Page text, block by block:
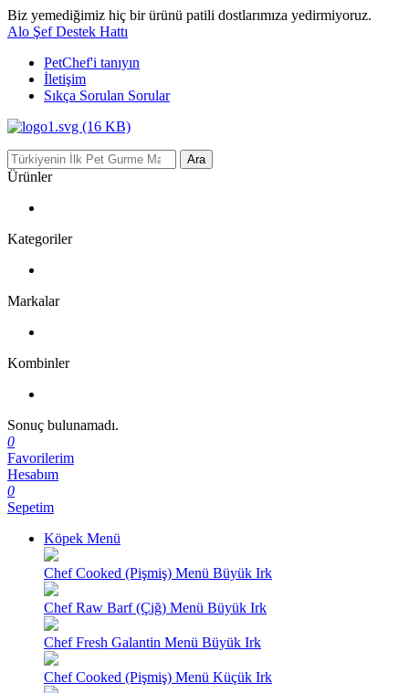
Biz yemediğimiz hiç bir ürünü patili dostlarımıza yedirmiyoruz.
Alo Şef Destek Hattı
PetChef'i tanıyın
İletişim
Sıkça Sorulan Sorular
Ara
Ürünler
Kategoriler
Markalar
Kombinler
Sonuç bulunamadı.
0
Favorilerim
Hesabım
0
Sepetim
Köpek Menü
Chef Cooked (Pişmiş) Menü Büyük Irk
Chef Raw Barf (Çiğ) Menü Büyük Irk
Chef Fresh Galantin Menü Büyük Irk
Chef Cooked (Pişmiş) Menü Küçük Irk